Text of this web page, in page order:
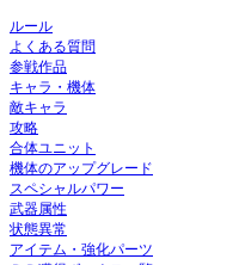
ルール
よくある質問
参戦作品
キャラ・機体
敵キャラ
攻略
合体ユニット
機体のアップグレード
スペシャルパワー
武器属性
状態異常
アイテム・強化パーツ